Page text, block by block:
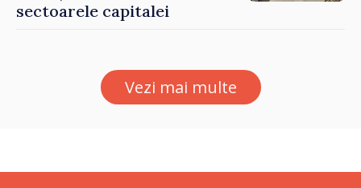
sectoarele capitalei
Vezi mai multe